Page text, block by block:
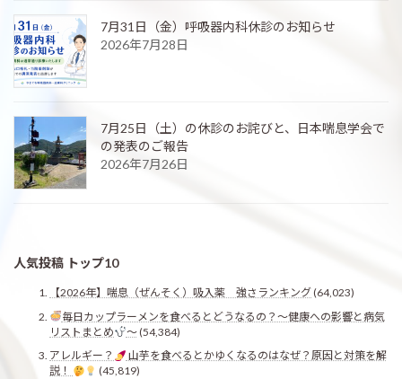
7月31日（金）呼吸器内科休診のお知らせ
2026年7月28日
7月25日（土）の休診のお詫びと、日本喘息学会で
の発表のご報告
2026年7月26日
人気投稿 トップ10
【2026年】喘息（ぜんそく）吸入薬 強さランキング(64,023)
毎日カップラーメンを食べるとどうなるの？〜健康への影響と病気
リストまとめ
〜(54,384)
アレルギー？
山芋を食べるとかゆくなるのはなぜ？原因と対策を解
説！
(45,819)